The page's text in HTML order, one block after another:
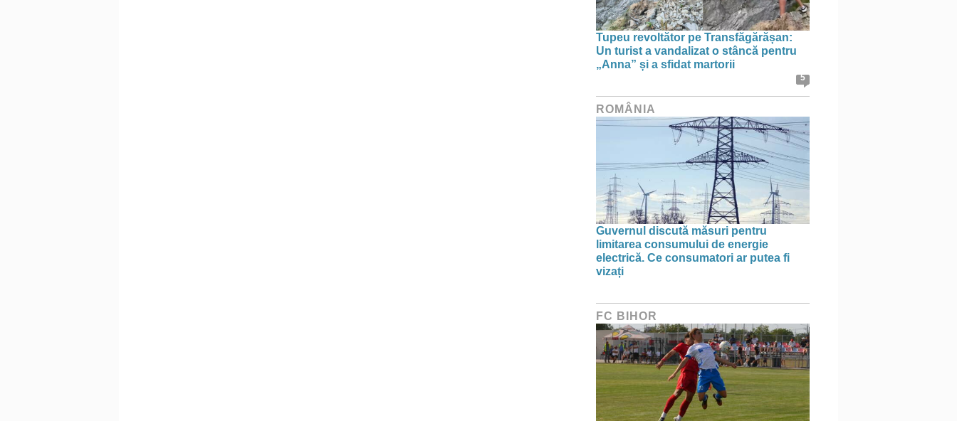
Tupeu revoltător pe Transfăgărășan:
Un turist a vandalizat o stâncă pentru
„Anna” și a sfidat martorii
5
ROMÂNIA
Guvernul discută măsuri pentru
limitarea consumului de energie
electrică. Ce consumatori ar putea fi
vizați
FC BIHOR